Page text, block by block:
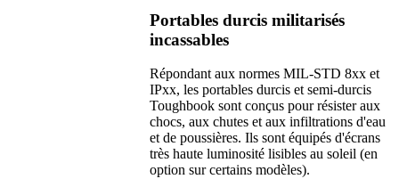
Portables durcis militarisés
incassables
Répondant aux normes MIL-STD 8xx et
IPxx, les portables durcis et semi-durcis
Toughbook sont conçus pour résister aux
chocs, aux chutes et aux infiltrations d'eau
et de poussières. Ils sont équipés d'écrans
très haute luminosité lisibles au soleil (en
option sur certains modèles).